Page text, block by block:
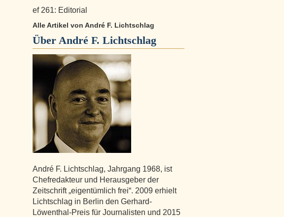
ef 261: Editorial
Alle Artikel von André F. Lichtschlag
Über André F. Lichtschlag
André F. Lichtschlag, Jahrgang 1968, ist
Chefredakteur und Herausgeber der
Zeitschrift „eigentümlich frei“. 2009 erhielt
Lichtschlag in Berlin den Gerhard-
Löwenthal-Preis für Journalisten und 2015